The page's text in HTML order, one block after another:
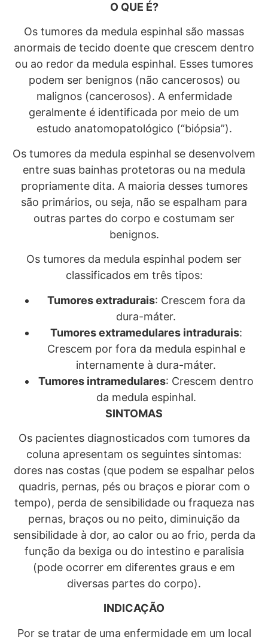
O QUE É?
Os tumores da medula espinhal são massas
anormais de tecido doente que crescem dentro
ou ao redor da medula espinhal. Esses tumores
podem ser benignos (não cancerosos) ou
malignos (cancerosos). A enfermidade
geralmente é identificada por meio de um
estudo anatomopatológico (“biópsia”).
Os tumores da medula espinhal se desenvolvem
entre suas bainhas protetoras ou na medula
propriamente dita. A maioria desses tumores
são primários, ou seja, não se espalham para
outras partes do corpo e costumam ser
benignos.
Os tumores da medula espinhal podem ser
classificados em três tipos:
Tumores extradurais: Crescem fora da
dura-máter.
Tumores extramedulares intradurais:
Crescem por fora da medula espinhal e
internamente à dura-máter.
Tumores intramedulares: Crescem dentro
da medula espinhal.
SINTOMAS
Os pacientes diagnosticados com tumores da
coluna apresentam os seguintes sintomas:
dores nas costas (que podem se espalhar pelos
quadris, pernas, pés ou braços e piorar com o
tempo), perda de sensibilidade ou fraqueza nas
pernas, braços ou no peito, diminuição da
sensibilidade à dor, ao calor ou ao frio, perda da
função da bexiga ou do intestino e paralisia
(pode ocorrer em diferentes graus e em
diversas partes do corpo).
INDICAÇÃO
Por se tratar de uma enfermidade em um local